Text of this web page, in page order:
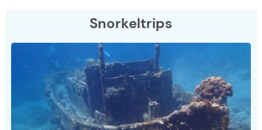
Snorkeltrips